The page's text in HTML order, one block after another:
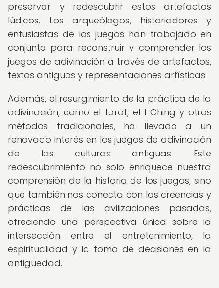
preservar y redescubrir estos artefactos
lúdicos. Los arqueólogos, historiadores y
entusiastas de los juegos han trabajado en
conjunto para reconstruir y comprender los
juegos de adivinación a través de artefactos,
textos antiguos y representaciones artísticas.
Además, el resurgimiento de la práctica de la
adivinación, como el tarot, el I Ching y otros
métodos tradicionales, ha llevado a un
renovado interés en los juegos de adivinación
de las culturas antiguas. Este
redescubrimiento no solo enriquece nuestra
comprensión de la historia de los juegos, sino
que también nos conecta con las creencias y
prácticas de las civilizaciones pasadas,
ofreciendo una perspectiva única sobre la
intersección entre el entretenimiento, la
espiritualidad y la toma de decisiones en la
antigüedad.